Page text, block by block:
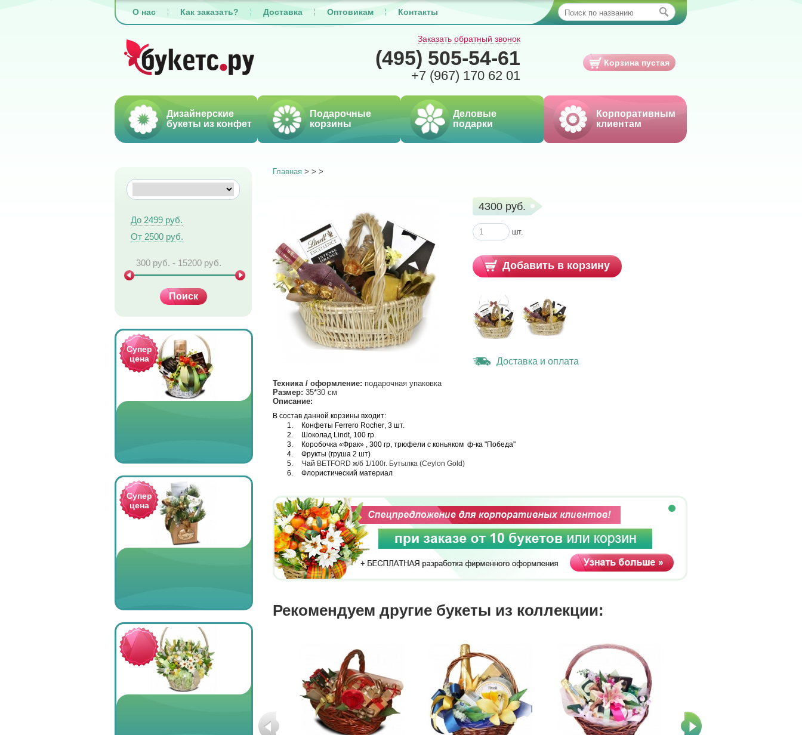
О нас Как заказать? Доставка Оптовикам Контакты
Заказать обратный звонок
(495) 505-54-61
+7 (967) 170 62 01
Корзина пустая
Дизайнерские
букеты из конфет
Подарочные
корзины
Деловые
подарки
Корпоративным
клиентам
До 2499 руб.
От 2500 руб.
Супер
цена
Супер
цена
Главная > > >
4300 руб.
шт.
Добавить в корзину
Доставка и оплата
Техника / оформление: подарочная упаковка
Размер: 35*30 см
Описание:
В состав данной корзины входит:
1.
Конфеты Ferrero Rocher, 3 шт.
2.
Шоколад Lindt, 100 гр.
3.
Коробочка «Фрак» , 300 гр, трюфели с коньяком ф-ка "Победа"
4.
Фрукты (груша 2 шт)
5. Чай BETFORD ж/б 1/100г. Бутылка (Ceylon Gold)
6.
Флористический материал
Рекомендуем другие букеты из коллекции: